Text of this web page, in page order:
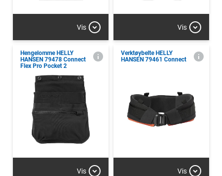
Vis Vis
Hengelomme HELLY
HANSEN 79478 Connect
Flex Pro Pocket 2
Vis
Verktøybelte HELLY
HANSEN 79461 Connect
Vis